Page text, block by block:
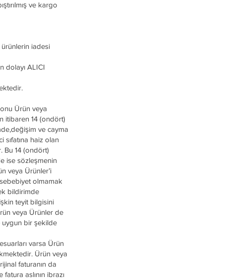
ve kargo
iadesi
dolayı ALICI
Ürün veya
itibaren 14 (ondört)
ve cayma
sıfatına haiz olan
Bu 14 (ondört)
ise sözleşmenin
veya Ürünler’i
olmamak
bildirimde
teyit bilgisini
veya Ürünler de
uygun bir şekilde
varsa Ürün
Ürün veya
faturanın da
aslının ibrazı